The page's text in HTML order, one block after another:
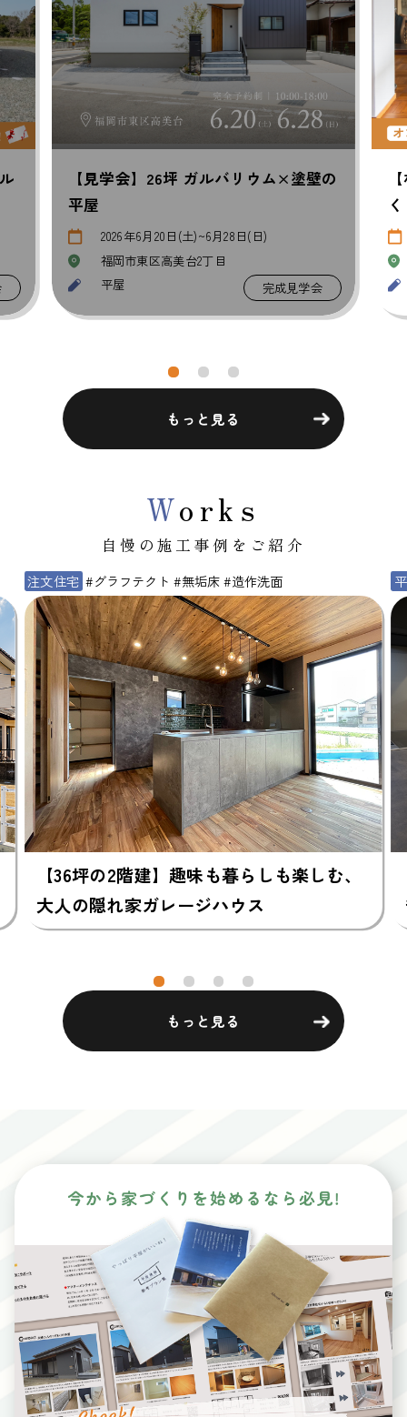
×塗壁の
成見学会
【相談会】理想の暮らしを叶える家づ
随時受付中
ショールーム
2階建, 平屋, 相談会
相談会
もっと見る
Works
自慢の施工事例をご紹介
作洗面
らしも楽しむ、
平屋建隊 注文住宅 #グラフテクト #ワ
【28坪の平屋】上質感ただよ
き”を詰め込んだ自由な住ま
もっと見る